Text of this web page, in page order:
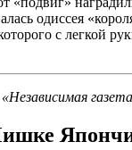
одиссея
с легкой
«Независимая